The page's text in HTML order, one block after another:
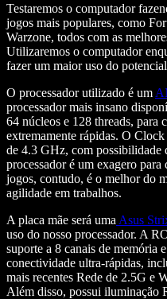
Testaremos o computador
jogos mais populares, como
Warzone, todos com as
Utilizaremos o computador
fazer um maior uso do
O processador utilizado é um
processador mais insano
64 núcleos e 128 threads, para
extremamente rápidas. O
de 4.3 GHz, com possibilidade
processador é um exagero
jogos, contudo, é o melhor do
agilidade em trabalhos.
A placa mãe será uma Asus
uso do nosso processador. A
suporte a 8 canais de memória
conectividade ultra-rápidas,
mais recentes Rede de 2.5G e
Além disso, possui iluminação